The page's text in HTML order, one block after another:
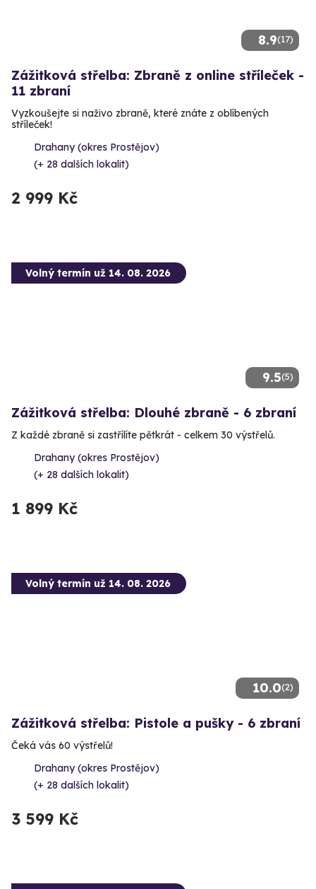
8.9(17)
Zážitková střelba: Zbraně z online stříleček -
11 zbraní
Vyzkoušejte si naživo zbraně, které znáte z oblíbených
stříleček!
Drahany (okres Prostějov)
(+ 28 dalších lokalit)
2 999 Kč
9.5(5)
Volný termín už 14. 08. 2026
Zážitková střelba: Dlouhé zbraně - 6 zbraní
Z každé zbraně si zastřílíte pětkrát - celkem 30 výstřelů.
Drahany (okres Prostějov)
(+ 28 dalších lokalit)
1 899 Kč
10.0(2)
Volný termín už 14. 08. 2026
Zážitková střelba: Pistole a pušky - 6 zbraní
Čeká vás 60 výstřelů!
Drahany (okres Prostějov)
(+ 28 dalších lokalit)
3 599 Kč